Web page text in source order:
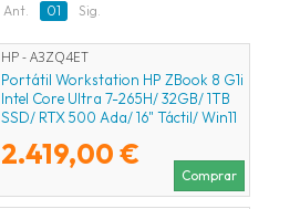
Ant. 01 Sig.
HP - A3ZQ4ET
Portátil Workstation HP ZBook 8 G1i
Intel Core Ultra 7-265H/ 32GB/ 1TB
SSD/ RTX 500 Ada/ 16" Táctil/ Win11
2.419,00 €
Comprar